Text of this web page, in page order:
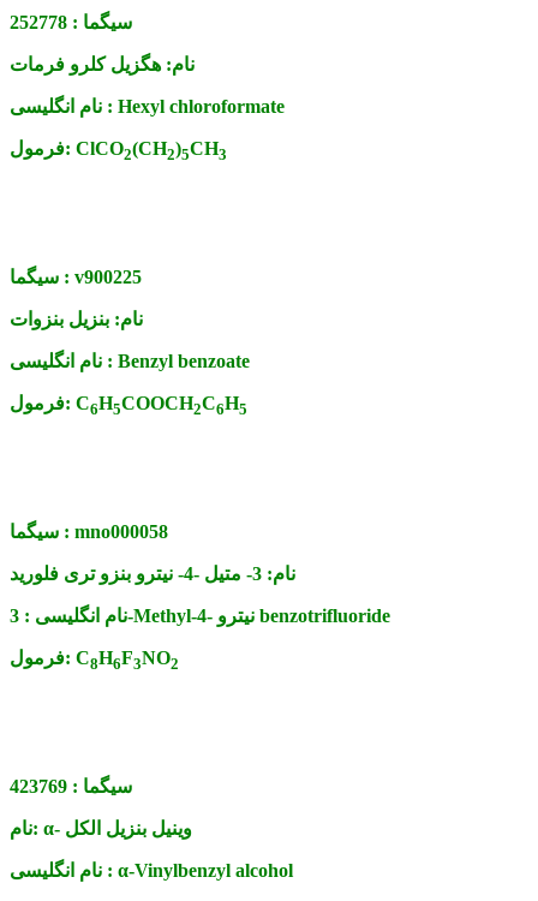
سیگما : 252778
نام: هگزیل کلرو فرمات
نام انگلیسی : Hexyl chloroformate
فرمول: ClCO2(CH2)5CH3
سیگما : v900225
نام: بنزیل بنزوات
نام انگلیسی : Benzyl benzoate
فرمول: C6H5COOCH2C6H5
سیگما : mno000058
نام: 3- متیل -4- نیترو بنزو تری فلورید
نام انگلیسی : 3-Methyl-4- نیترو benzotrifluoride
فرمول: C8H6F3NO2
سیگما : 423769
نام: α- وینیل بنزیل الکل
نام انگلیسی : α-Vinylbenzyl alcohol